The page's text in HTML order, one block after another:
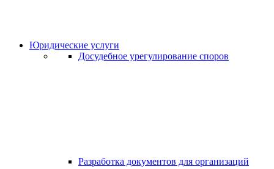
Юридические услуги
Досудебное урегулирование споров
Разработка документов для организаций